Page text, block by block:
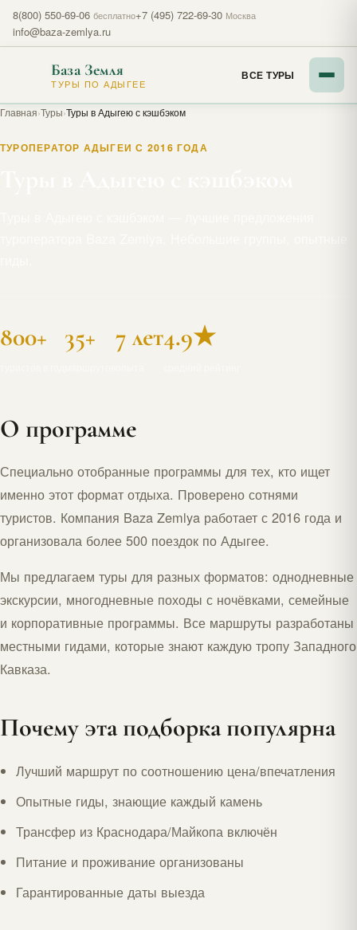
8(800) 550-69-06 бесплатно+7 (495) 722-69-30 Москва
info@baza-zemlya.ru
База Земля
ТУРЫ ПО АДЫГЕЕ
ВСЕ ТУРЫ
Главная›Туры›Туры в Адыгею с кэшбэком
ТУРОПЕРАТОР АДЫГЕИ С 2016 ГОДА
800+ 35+ 7 лет4.9★
О программе
Специально отобранные программы для тех, кто ищет
именно этот формат отдыха. Проверено сотнями
туристов. Компания Baza Zemlya работает с 2016 года и
организовала более 500 поездок по Адыгее.
Мы предлагаем туры для разных форматов: однодневные
экскурсии, многодневные походы с ночёвками, семейные
и корпоративные программы. Все маршруты разработаны
местными гидами, которые знают каждую тропу Западного
Кавказа.
Почему эта подборка популярна
Лучший маршрут по соотношению цена/впечатления
Опытные гиды, знающие каждый камень
Трансфер из Краснодара/Майкопа включён
Питание и проживание организованы
Гарантированные даты выезда